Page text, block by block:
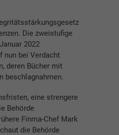
Die zweistufige
2022
nun bei Verdacht
deren Bücher mit
beschlagnahmen.
eine strengere
Behörde
Finma-Chef Mark
die Behörde